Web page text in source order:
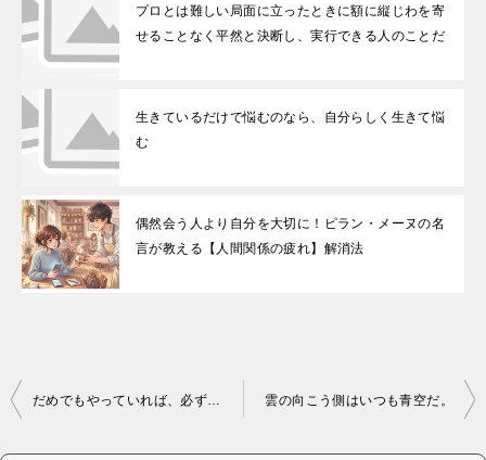
プロとは難しい局面に立ったときに額に縦じわを寄
せることなく平然と決断し、実行できる人のことだ
生きているだけで悩むのなら、自分らしく生きて悩
む
偶然会う人より自分を大切に！ピラン・メーヌの名
言が教える【人間関係の疲れ】解消法
投稿ナビゲーション だめでもやっていれば、必ずできる。やめれば、永久にできぬ。ただそれだけのことさ。 雲の向こう側はいつも青空だ。